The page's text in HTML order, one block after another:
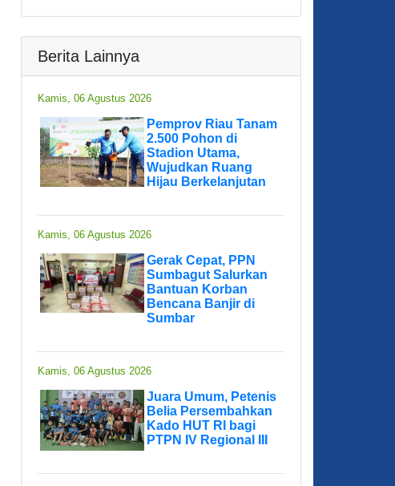
Berita Lainnya
Kamis, 06 Agustus 2026
Pemprov Riau Tanam
2.500 Pohon di
Stadion Utama,
Wujudkan Ruang
Hijau Berkelanjutan
Kamis, 06 Agustus 2026
Gerak Cepat, PPN
Sumbagut Salurkan
Bantuan Korban
Bencana Banjir di
Sumbar
Kamis, 06 Agustus 2026
Juara Umum, Petenis
Belia Persembahkan
Kado HUT RI bagi
PTPN IV Regional III